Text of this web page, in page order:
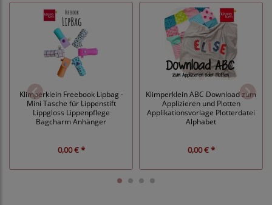
Klimperklein Freebook Lipbag -
Mini Tasche für Lippenstift
Lippgloss Lippenpflege
Bagcharm Anhänger
0,00 € *
Klimperklein ABC Download zum
Applizieren und Plotten
Applikationsvorlage Plotterdatei
Alphabet
0,00 € *